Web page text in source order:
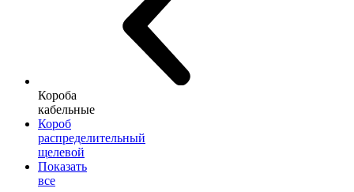
Короба
кабельные
Короб
распределительный
щелевой
Показать
все